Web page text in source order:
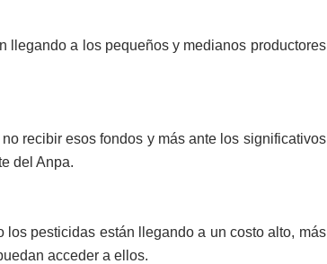
llegando a los pequeños y medianos productores
recibir esos fondos y más ante los significativos
del Anpa.
pesticidas están llegando a un costo alto, más
acceder a ellos.